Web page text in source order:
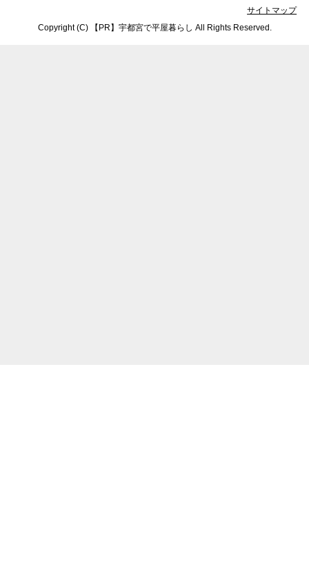
サイトマップ
Copyright (C) 【PR】 宇都宮で平屋暮らし All Rights Reserved.